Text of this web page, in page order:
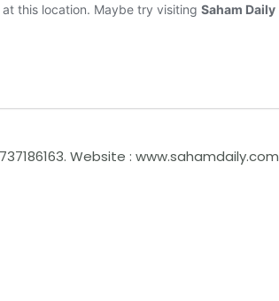
Website : www.sahamdaily.com